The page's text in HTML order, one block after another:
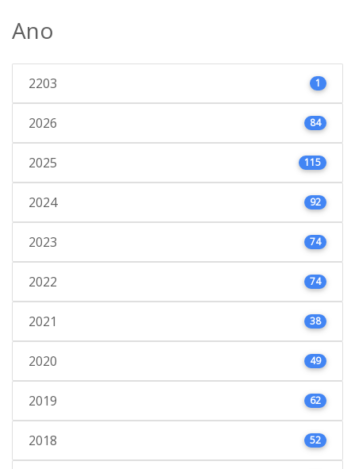
Ano
2203 1
2026 84
2025 115
2024 92
2023 74
2022 74
2021 38
2020 49
2019 62
2018 52